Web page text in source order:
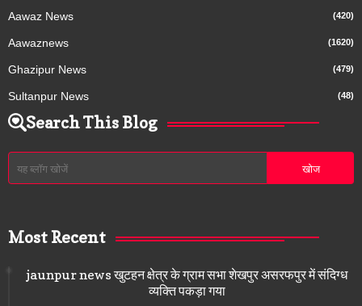
Aawaz News (420)
Aawaznews (1620)
Ghazipur News (479)
Sultanpur News (48)
Search This Blog
Most Recent
jaunpur news खुटहन क्षेत्र के ग्राम सभा शेखपुर असरफपुर में संदिग्ध
व्यक्ति पकड़ा गया